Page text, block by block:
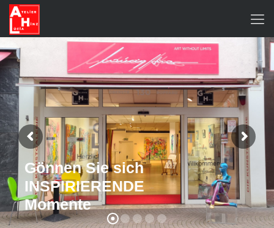
Gönnen Sie sich
INSPIRIERENDE
Momente